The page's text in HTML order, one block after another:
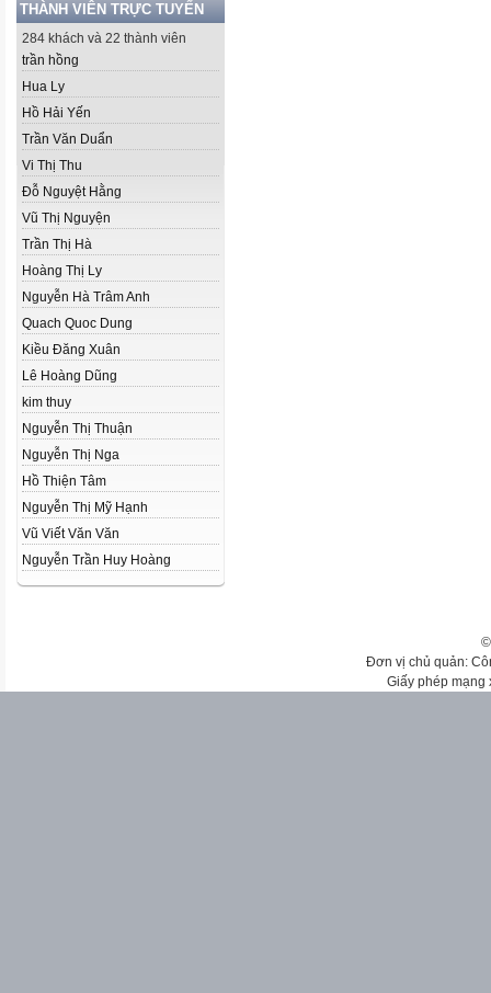
THÀNH VIÊN TRỰC TUYẾN
284 khách và 22 thành viên
trần hồng
Hua Ly
Hồ Hải Yến
Trần Văn Duẩn
Vi Thị Thu
Đỗ Nguyệt Hằng
Vũ Thị Nguyện
Trần Thị Hà
Hoàng Thị Ly
Nguyễn Hà Trâm Anh
Quach Quoc Dung
Kiều Đăng Xuân
Lê Hoàng Dũng
kim thuy
Nguyễn Thị Thuận
Nguyễn Thị Nga
Hồ Thiện Tâm
Nguyễn Thị Mỹ Hạnh
Vũ Viết Văn Văn
Nguyễn Trần Huy Hoàng
Đơn vị chủ quản:
Giấy phép mạng